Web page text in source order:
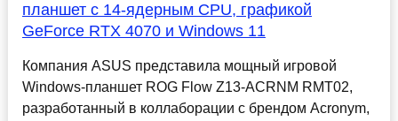
планшет с 14-ядерным CPU, графикой
GeForce RTX 4070 и Windows 11
Компания ASUS представила мощный игровой
Windows-планшет ROG Flow Z13-ACRNM RMT02,
разработанный в коллаборации с брендом Acronym,